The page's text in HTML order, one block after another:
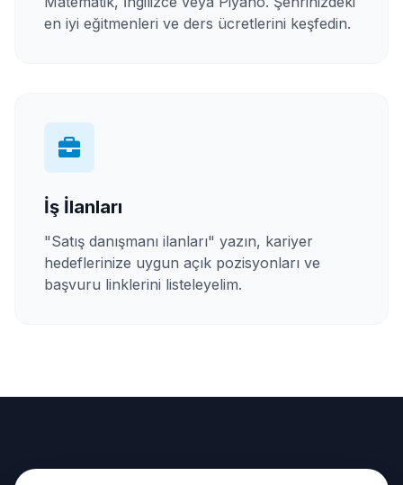
en iyi eğitmenleri ve ders ücretlerini keşfedin.
İş İlanları
"Satış danışmanı ilanları" yazın, kariyer
hedeflerinize uygun açık pozisyonları ve
başvuru linklerini listeleyelim.